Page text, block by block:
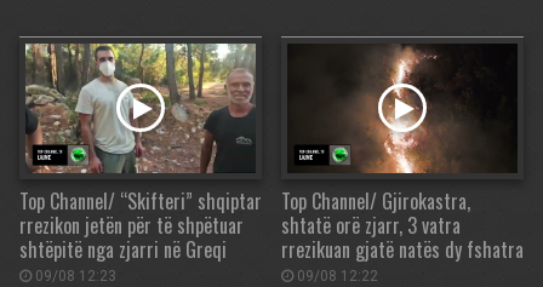
Top Channel/ “Skifteri” shqiptar
rrezikon jetën për të shpëtuar
shtëpitë nga zjarri në Greqi
09/08 12:23
Top Channel/ Gjirokastra,
shtatë orë zjarr, 3 vatra
rrezikuan gjatë natës dy fshatra
09/08 12:22